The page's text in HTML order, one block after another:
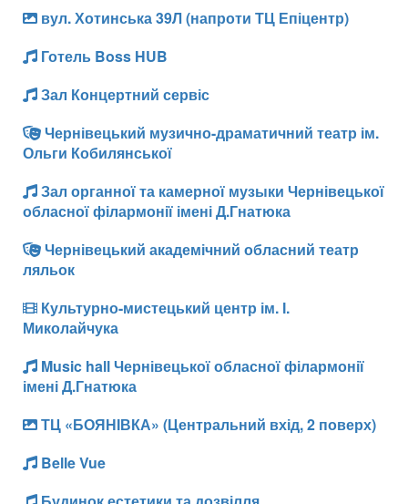
вул. Хотинська 39Л (напроти ТЦ Епіцентр)
Готель Boss HUB
Зал Концертний сервіс
Чернівецький музично-драматичний театр ім.
Ольги Кобилянської
Зал органної та камерної музыки Чернівецької
обласної філармонії імені Д.Гнатюка
Чернівецький академічний обласний театр
ляльок
Культурно-мистецький центр ім. І.
Миколайчука
Music hall Чернівецької обласної філармонії
імені Д.Гнатюка
ТЦ «БОЯНІВКА» (Центральний вхід, 2 поверх)
Belle Vue